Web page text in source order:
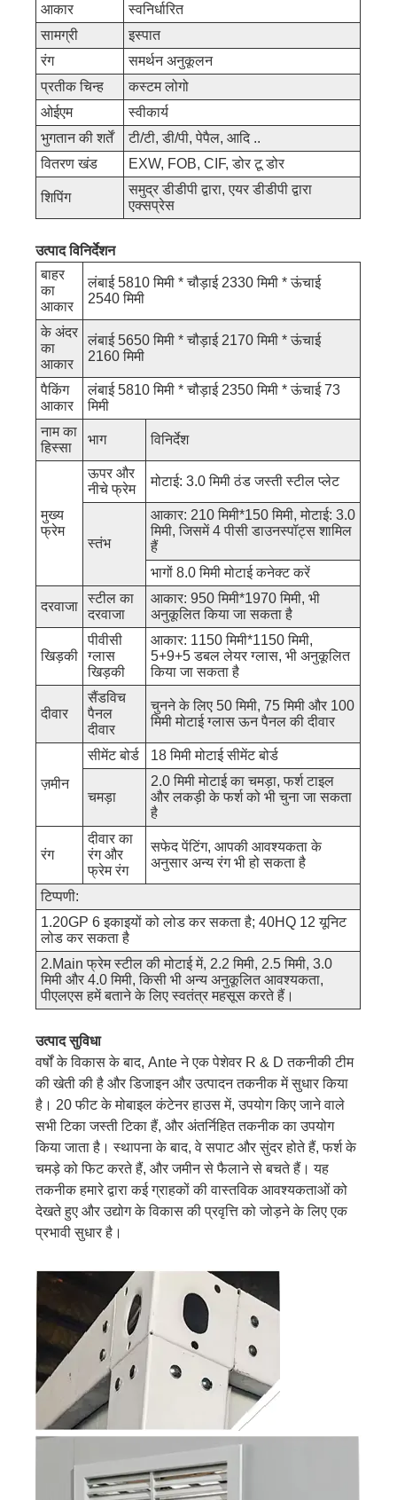
आकार
स्वनिर्धारित
सामग्री
इस्पात
रंग
समर्थन अनुकूलन
प्रतीक चिन्ह
कस्टम लोगो
ओईएम
स्वीकार्य
भुगतान की शर्तें
टी/टी, डी/पी, पेपैल, आदि ..
वितरण खंड
EXW, FOB, CIF, डोर टू डोर
शिपिंग
समुद्र डीडीपी द्वारा, एयर डीडीपी द्वारा
एक्सप्रेस
उत्पाद विनिर्देशन
बाहर
का
आकार
लंबाई 5810 मिमी * चौड़ाई 2330 मिमी * ऊंचाई
2540 मिमी
के अंदर
का
आकार
लंबाई 5650 मिमी * चौड़ाई 2170 मिमी * ऊंचाई
2160 मिमी
पैकिंग
आकार
लंबाई 5810 मिमी * चौड़ाई 2350 मिमी * ऊंचाई 73
मिमी
नाम का
हिस्सा
भाग विनिर्देश
मुख्य
फ्रेम
ऊपर और
नीचे फ्रेम
मोटाई: 3.0 मिमी ठंड जस्ती स्टील प्लेट
स्तंभ
आकार: 210 मिमी*150 मिमी, मोटाई: 3.0
मिमी, जिसमें 4 पीसी डाउनस्पॉट्स शामिल
हैं
भागों 8.0 मिमी मोटाई कनेक्ट करें
दरवाजा
स्टील का
दरवाजा
आकार: 950 मिमी*1970 मिमी, भी
अनुकूलित किया जा सकता है
खिड़की
पीवीसी
ग्लास
खिड़की
आकार: 1150 मिमी*1150 मिमी,
5+9+5 डबल लेयर ग्लास, भी अनुकूलित
किया जा सकता है
दीवार
सैंडविच
पैनल
दीवार
चुनने के लिए 50 मिमी, 75 मिमी और 100
मिमी मोटाई ग्लास ऊन पैनल की दीवार
ज़मीन
सीमेंट बोर्ड 18 मिमी मोटाई सीमेंट बोर्ड
चमड़ा
2.0 मिमी मोटाई का चमड़ा, फर्श टाइल
और लकड़ी के फर्श को भी चुना जा सकता
है
रंग
दीवार का
रंग और
फ्रेम रंग
सफेद पेंटिंग, आपकी आवश्यकता के
अनुसार अन्य रंग भी हो सकता है
टिप्पणी:
1.20GP 6 इकाइयों को लोड कर सकता है; 40HQ 12 यूनिट
लोड कर सकता है
2.Main फ्रेम स्टील की मोटाई में, 2.2 मिमी, 2.5 मिमी, 3.0
मिमी और 4.0 मिमी, किसी भी अन्य अनुकूलित आवश्यकता,
पीएलएस हमें बताने के लिए स्वतंत्र महसूस करते हैं।
उत्पाद सुविधा
वर्षों के विकास के बाद, Ante ने एक पेशेवर R & D तकनीकी टीम
की खेती की है और डिजाइन और उत्पादन तकनीक में सुधार किया
है। 20 फीट के मोबाइल कंटेनर हाउस में, उपयोग किए जाने वाले
सभी टिका जस्ती टिका हैं, और अंतर्निहित तकनीक का उपयोग
किया जाता है। स्थापना के बाद, वे सपाट और सुंदर होते हैं, फर्श के
चमड़े को फिट करते हैं, और जमीन से फैलाने से बचते हैं। यह
तकनीक हमारे द्वारा कई ग्राहकों की वास्तविक आवश्यकताओं को
देखते हुए और उद्योग के विकास की प्रवृत्ति को जोड़ने के लिए एक
प्रभावी सुधार है।